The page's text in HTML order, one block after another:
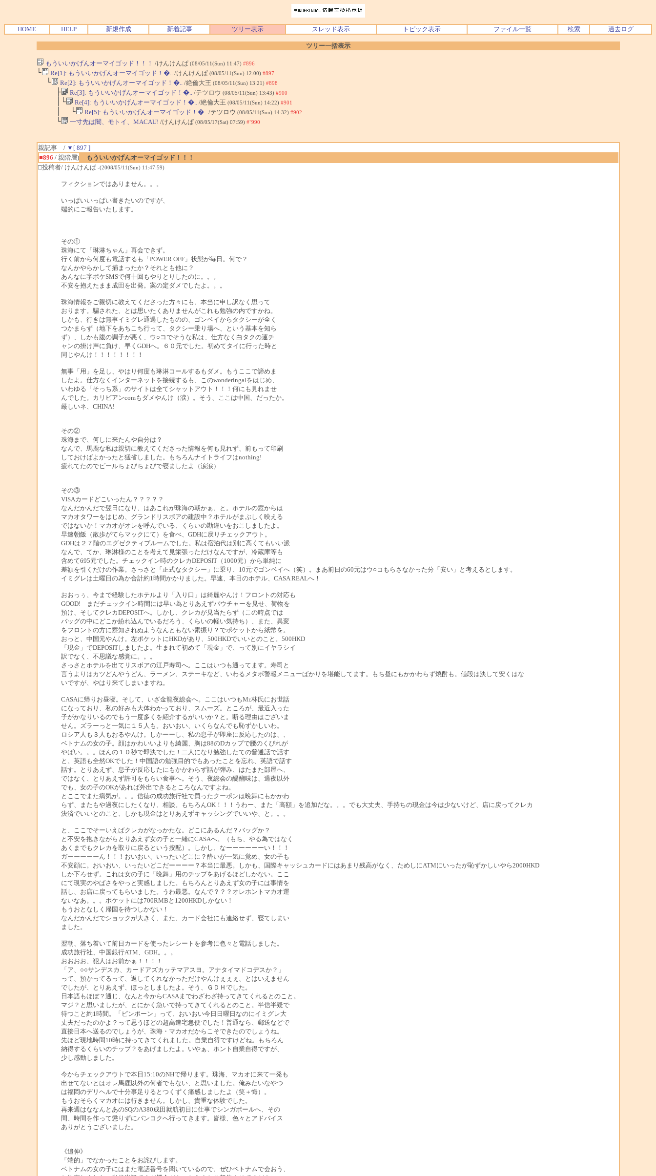
HOME HELP 新規作成 新着記事 ツリー表示 スレッド表示 トピック表示 ファイル一覧 検索 過去ログ
ツリー一括表示
もういいかげんオーマイゴッド！！！ /けんけんぱ (08/05/11(Sun) 11:47) #896
└ Re[1]: もういいかげんオーマイゴッド！�.. /けんけんぱ (08/05/11(Sun) 12:00) #897
└ Re[2]: もういいかげんオーマイゴッド！�.. /絶倫大王 (08/05/11(Sun) 13:21) #898
├ Re[3]: もういいかげんオーマイゴッド！�.. /テツロウ (08/05/11(Sun) 13:43) #900
│└ Re[4]: もういいかげんオーマイゴッド！�.. /絶倫大王 (08/05/11(Sun) 14:22) #901
│ └ Re[5]: もういいかげんオーマイゴッド！�.. /テツロウ (08/05/11(Sun) 14:32) #902
└ 一寸先は闇、モトイ、MACAU! /けんけんぱ (08/05/17(Sat) 07:59) #"990
親記事 / ▼[ 897 ]
■896 / 親階層)
もういいかげんオーマイゴッド！！！
□投稿者/ けんけんぱ -(2008/05/11(Sun) 11:47:59)
フィクションではありません。。。
いっぱいいっぱい書きたいのですが、
端的にご報告いたします。
その①
珠海にて「琳淋ちゃん」再会できず。
行く前から何度も電話するも「POWER OFF」状態が毎日。何で？
なんかやらかして捕まったか？それとも他に？
あんなに字ボケSMSで何十回もやりとりしたのに。。。
不安を抱えたまま成田を出発。案の定ダメでしたよ。。。
珠海情報をご親切に教えてくださった方々にも、本当に申し訳なく思って
おります。騙された、とは思いたくありませんがこれも勉強の内ですかね。
しかも、行きは無事イミグレ通過したものの、ゴンベイからタクシーが全く
つかまらず（地下をあちこち行って、タクシー乗り場へ、という基本を知ら
ず）、しかも腹の調子が悪く、ウ○コでそうな私は、仕方なく白タクの運チ
ャンの掛け声に負け、早くGDHへ。６０元でした。初めてタイに行った時と
同じやんけ！！！！！！！！
無事「用」を足し、やはり何度も琳淋コールするもダメ。もうここで諦めま
したよ。仕方なくインターネットを接続するも、このwonderingalをはじめ、
いわゆる「そっち系」のサイトは全てシャットアウト！！！何にも見れませ
んでした。カリビアンcomもダメやんけ（涙）。そう、ここは中国、だったか。
厳しいネ、CHINA!
その②
珠海まで、何しに来たんや自分は？
なんで、馬鹿な私は親切に教えてくださった情報を何も見れず、前もって印刷
しておけばよかったと猛省しました。もちろんナイトライフはnothing!
疲れてたのでビールちょびちょびで寝ましたよ（涙涙）
その③
VISAカードどこいったん？？？？？
なんだかんだで翌日になり、はあこれが珠海の朝かぁ、と。ホテルの窓からは
マカオタワーをはじめ、グランドリスボアの建設中？ホテルがまぶしく映える
ではないか！マカオがオレを呼んでいる、くらいの勘違いをおこしましたよ。
早速朝飯（散歩がてらマックにて）を食べ、GDHに戻りチェックアウト。
GDHは２７階のエグゼクティブルームでした。私は宿泊代は別に高くてもいい派
なんで、てか、琳淋様のことを考えて見栄張っただけなんですが、冷蔵庫等も
含めて695元でした。チェックイン時のクレカDEPOSIT（1000元）から単純に
差額を引くだけの作業。さっさと「正式なタクシー」に乗り、10元でゴンベイへ（笑）。まあ前日の60元はウ○コもらさなかった分「安い」と考えるとします。
イミグレは土曜日の為か合計約1時間かかりました。早速、本日のホテル、CASA REALへ！
おおっぅ、今まで経験したホテルより「入り口」は綺麗やんけ！フロントの対応も
GOOD! まだチェックイン時間には早い為とりあえずバウチャーを見せ、荷物を
預け、そしてクレカDEPOSITへ。しかし、クレカが見当たらず（この時点では
バッグの中にどこか紛れ込んでいるだろう、くらいの軽い気持ち）、また、異変
をフロントの方に察知されぬようなんともない素振り？でポケットから紙幣を。
おっと、中国元やんけ。左ポケットにHKDがあり、500HKDでいいとのこと。500HKD
「現金」でDEPOSITしましたよ。生まれて初めて「現金」で、って別にイヤラシイ
訳でなく、不思議な感覚に。。。
さっさとホテルを出てリスボアの江戸寿司へ。ここはいつも通ってます。寿司と
言うよりはカツどんやうどん、ラーメン、ステーキなど、いわるメタボ警報メニューばかりを堪能してます。もち昼にもかかわらず焼酎も。値段は決して安くはな
いですが、やはり来てしまいますね。
CASAに帰りお昼寝。そして、いざ金龍夜総会へ。ここはいつもMr.林氏にお世話
になっており、私の好みも大体わかっており、スムーズ。ところが、最近入った
子がかなりいるのでもう一度多くを紹介するがいいか？と。断る理由はございま
せん。ズラーっと一気に１５人も。おいおい、いくらなんでも恥ずかしいわ。
ロシア人も３人もおるやんけ。しかーーし、私の息子が即座に反応したのは、、
ベトナムの女の子。顔はかわいいよりも綺麗、胸は88のDカップで腰のくびれが
やばい。。。ほんの１０秒で即決でした！二人になり勉強したての普通話で話す
と、英語も全然OKでした！中国語の勉強目的でもあったことを忘れ、英語で話す
話す。とりあえず、息子が反応したにもかかわらず話が弾み、はたまた部屋へ、
ではなく、とりあえず許可をもらい食事へ。そう、夜総会の醍醐味は、過夜以外
でも、女の子のOKがあれば外出できるところなんですよね。
とここでまた病気が。。。信徳の成功旅行社で買ったクーポンは晩舞にもかかわ
らず、またもや過夜にしたくなり、相談。もちろんOK！！！うわー、また「高額」を追加だな。。。でも大丈夫、手持ちの現金は今は少ないけど、店に戻ってクレカ
決済でいいとのこと、しかも現金はとりあえずキャッシングでいいや、と。。。
と、ここでそーいえばクレカがなっかたな。どこにあるんだ？バッグか？
と不安を抱きながらとりあえず女の子と一緒にCASAへ。（もち、やる為ではなく
あくまでもクレカを取りに戻るという按配）。しかし、なーーーーーーい！！！
ガーーーーーん！！！おいおい、いったいどこに？酔いが一気に覚め、女の子も
不安顔に。おいおい、いったいどこだーーーー？本当に最悪。しかも、国際キャッシュカードにはあまり残高がなく、ためしにATMにいったが恥ずかしいやら2000HKD
しか下ろせず。これは女の子に「晩舞」用のチップをあげるほどしかない。ここ
にて現実のやばさをやっと実感しました。もちろんとりあえず女の子には事情を
話し、お店に戻ってもらいました。うわ最悪。なんで？？？オレホントマカオ運
ないなあ。。。ポケットには700RMBと1200HKDしかない！
もうおとなしく帰国を待つしかない！
なんだかんだでショックが大きく、また、カード会社にも連絡せず、寝てしまい
ました。
翌朝、落ち着いて前日カードを使ったレシートを参考に色々と電話しました。
成功旅行社、中国銀行ATM、GDH。。。
おおおお、犯人はお前かぁ！！！！
「ア、○○サンデスカ、カードアズカッテマアスヨ。アナタイマドコデスか？」
って、預かってるって、返してくれなかっただけやんけぇぇぇ、とはいえません
でしたが、とりあえず、ほっとしましたよ。そう、ＧＤＨでした。
日本語もほぼ？通じ、なんと今からCASAまでわざわざ持ってきてくれるとのこと。
マジ？と思いましたが、とにかく急いで持ってきてくれるとのこと。半信半疑で
待つこと約1時間。「ピンポーン」って、おいおい今日日曜日なのにイミグレ大
丈夫だったのかよ？って思うほどの超高速宅急便でした！普通なら、郵送などで
直接日本へ送るのでしょうが、珠海・マカオだからこそできたのでしょうね。
先ほど現地時間10時に持ってきてくれました。自業自得ですけどね。もちろん
納得するくらいのチップ？をあげましたよ。いやぁ、ホント自業自得ですが、
少し感動しました。
今からチェックアウトで本日15:10のNHで帰ります。珠海、マカオに来て一発も
出せてないとはオレ馬鹿以外の何者でもない、と思いました。俺みたいなやつ
は福岡のデリヘルで十分事足りるとつくずく痛感しましたよ（笑＋悔）。
もうおそらくマカオには行きません。しかし、貴重な体験でした。
再来週はななんとあのSQのA380成田就航初日に仕事でシンガポールへ、その
間、時間を作って懲りずにバンコクへ行ってきます。皆様、色々とアドバイス
ありがとうございました。
《追伸》
「端的」でなかったことをお詫びします。
ベトナムの女の子にはまた電話番号を聞いているので、ぜひベトナムで会おう、